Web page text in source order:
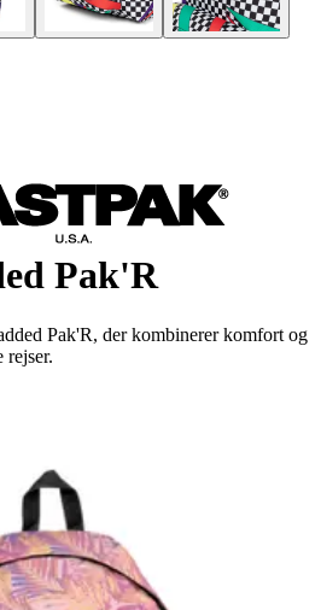
Pak'R
Pak'R, der kombinerer komfort og
rejser.